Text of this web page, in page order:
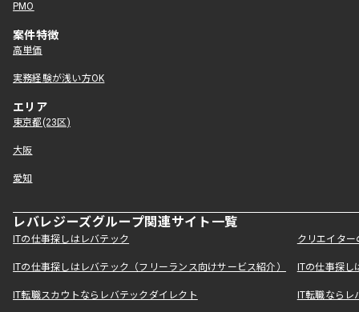
PMO
案件特徴
高単価
実務経験が浅い方OK
エリア
東京都(23区)
大阪
愛知
レバレジーズグループ関連サイト一覧
ITの仕事探しはレバテック クリエイタ
ITの仕事探しはレバテック（フリーランス向けサービス紹介） ITの仕事探
IT転職スカウトならレバテックダイレクト IT転職なら